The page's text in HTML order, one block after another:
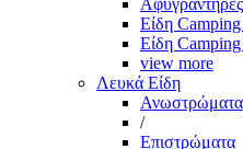
Αφυγραντήρες
Είδη
Είδη
view more
Λευκά Είδη
Ανωστρώματα
/
Επιστρώματα